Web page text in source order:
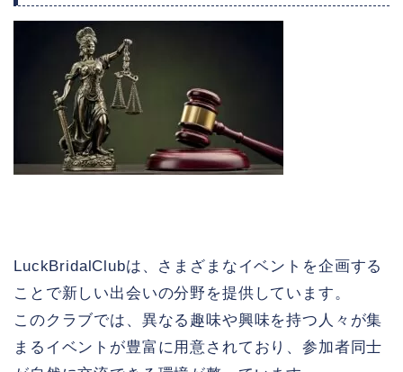
LuckBridalClubは、さまざまなイベントを企画する
ことで新しい出会いの分野を提供しています。
このクラブでは、異なる趣味や興味を持つ人々が集
まるイベントが豊富に用意されており、参加者同士